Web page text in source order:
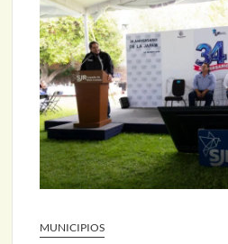
MUNICIPIOS